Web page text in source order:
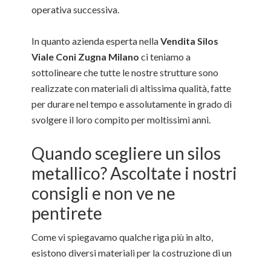
operativa successiva.
In quanto azienda esperta nellaVendita Silos
Viale Coni Zugna Milano ci teniamo a
sottolineare che tutte le nostre strutture sono
realizzate con materiali di altissima qualità, fatte
per durare nel tempo e assolutamente in grado di
svolgere il loro compito per moltissimi anni.
Quando scegliere un silos
metallico? Ascoltate i nostri
consigli e non ve ne
pentirete
Come vi spiegavamo qualche riga più in alto,
esistono diversi materiali per la costruzione di un